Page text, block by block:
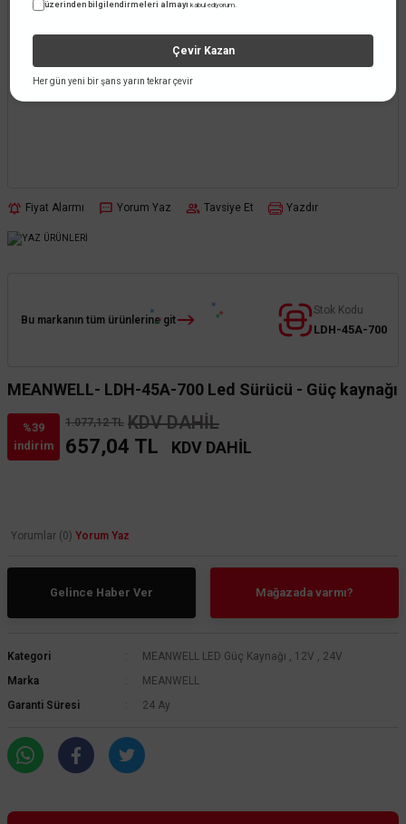
Fiyat Alarmı Yorum Yaz Tavsiye Et Yazdır
Bu markanın tüm ürünlerine git
Stok Kodu
LDH-45A-700
MEANWELL- LDH-45A-700 Led Sürücü - Güç kaynağı
%39
indirim
1.077,12 TL KDV DAHİL
657,04 TL KDV DAHİL
Yorumlar (0) Yorum Yaz
Gelince Haber Ver Mağazada varmı?
Kategori MEANWELL LED Güç Kaynağı , 12V , 24V
Marka
MEANWELL
Garanti Süresi
24 Ay
üzerinden bilgilendirmeleri almayı kabul ediyorum.
Çevir Kazan
Her gün yeni bir şans yarın tekrar çevir